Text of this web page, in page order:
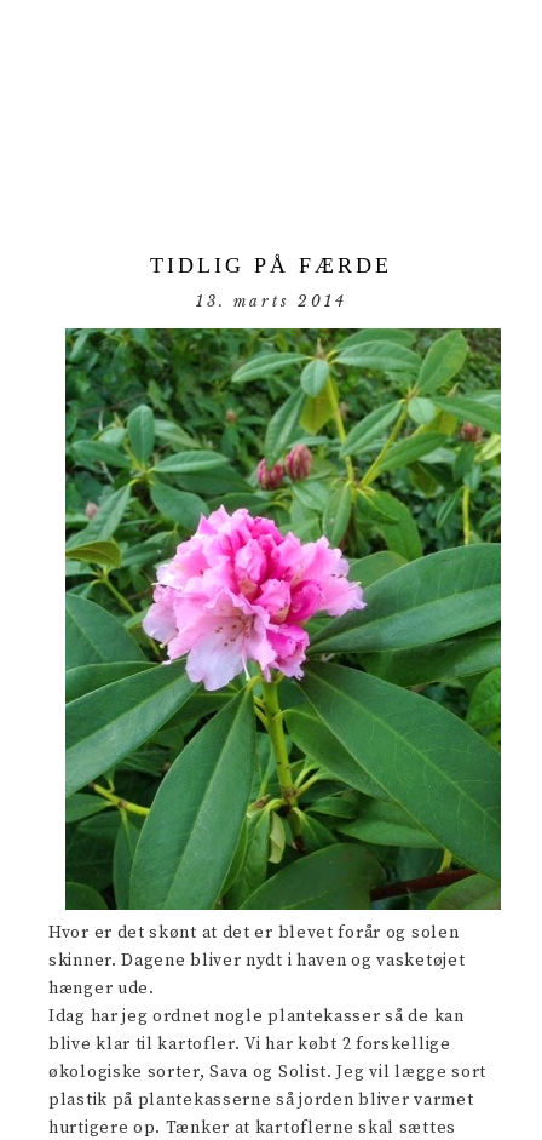
TIDLIG PÅ FÆRDE
13. marts 2014
Hvor er det skønt at det er blevet forår og solen
skinner. Dagene bliver nydt i haven og vasketøjet
hænger ude.
Idag har jeg ordnet nogle plantekasser så de kan
blive klar til kartofler. Vi har købt 2 forskellige
økologiske sorter, Sava og Solist. Jeg vil lægge sort
plastik på plantekasserne så jorden bliver varmet
hurtigere op. Tænker at kartoflerne skal sættes